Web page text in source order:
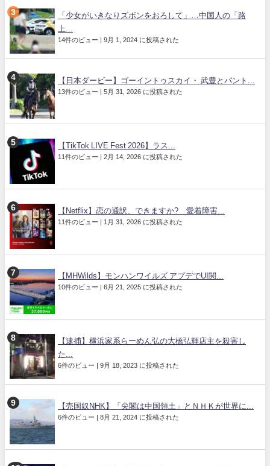
「少女がいきなりズボンをおろして」…中国人の「路
上...
14件のビュー | 9月 1, 2024 に投稿された
【日本ダービー】ゴーイントゥスカイ・ 武豊とパント...
13件のビュー | 5月 31, 2026 に投稿された
【TikTok LIVE Fest 2026】ラス...
11件のビュー | 2月 14, 2026 に投稿された
【Netflix】恋の通訳、できますか? 愛着障害...
11件のビュー | 1月 31, 2026 に投稿された
【MHWilds】モンハンワイルズ アプデでUI関...
10件のビュー | 6月 21, 2025 に投稿された
【逮捕】横浜家系らーめん弘の大橋弘輝店主を殺害し
た...
6件のビュー | 9月 18, 2023 に投稿された
【売国奴NHK】「尖閣は中国領土」とＮＨＫが世界に...
6件のビュー | 8月 21, 2024 に投稿された